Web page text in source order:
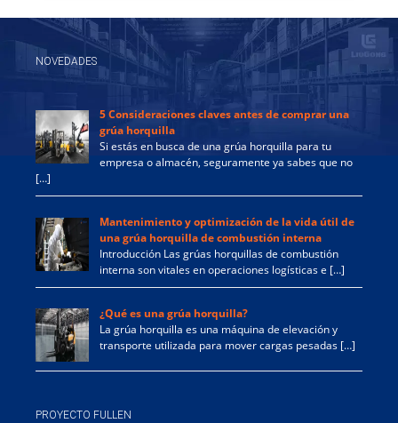
NOVEDADES
5 Consideraciones claves antes de comprar una
grúa horquilla
Si estás en busca de una grúa horquilla para tu
empresa o almacén, seguramente ya sabes que no
[…]
Mantenimiento y optimización de la vida útil de
una grúa horquilla de combustión interna
Introducción Las grúas horquillas de combustión
interna son vitales en operaciones logísticas e […]
¿Qué es una grúa horquilla?
La grúa horquilla es una máquina de elevación y
transporte utilizada para mover cargas pesadas […]
PROYECTO FULLEN